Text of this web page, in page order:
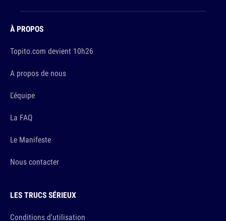
À PROPOS
Topito.com devient 10h26
A propos de nous
L'équipe
La FAQ
Le Manifeste
Nous contacter
LES TRUCS SÉRIEUX
Conditions d'utilisation